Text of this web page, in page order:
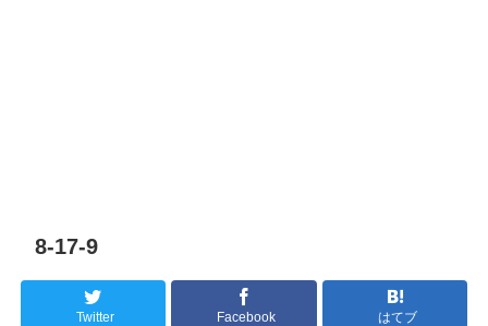
8-17-9
Twitter Facebook はてブ